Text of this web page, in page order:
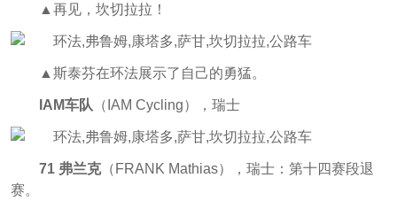
▲再见，坎切拉拉！
▲斯泰芬在环法展示了自己的勇猛。
IAM车队 （IAM Cycling），瑞士
71 弗兰克（FRANK Mathias），瑞士：第十四赛段退
赛。